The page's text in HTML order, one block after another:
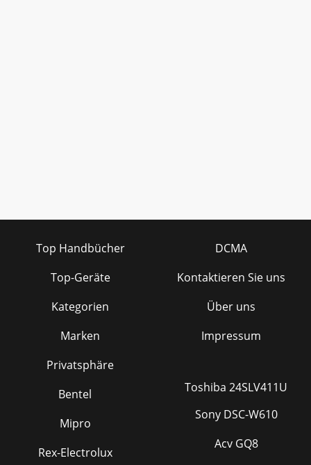
Top Handbücher
Top-Geräte
Kategorien
Marken
Privatsphäre
DCMA
Kontaktieren Sie uns
Über uns
Impressum
Bentel
Mipro
Rex-Electrolux
Toshiba 24SLV411U
Sony DSC-W610
Acv GQ8